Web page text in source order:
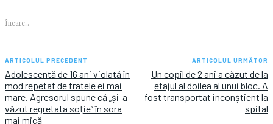
Încarc...
ARTICOLUL PRECEDENT
Adolescentă de 16 ani violată în
mod repetat de fratele ei mai
mare. Agresorul spune că „și-a
văzut regretata soție” în sora
mai mică
ARTICOLUL URMĂTOR
Un copil de 2 ani a căzut de la
etajul al doilea al unui bloc. A
fost transportat inconștient la
spital